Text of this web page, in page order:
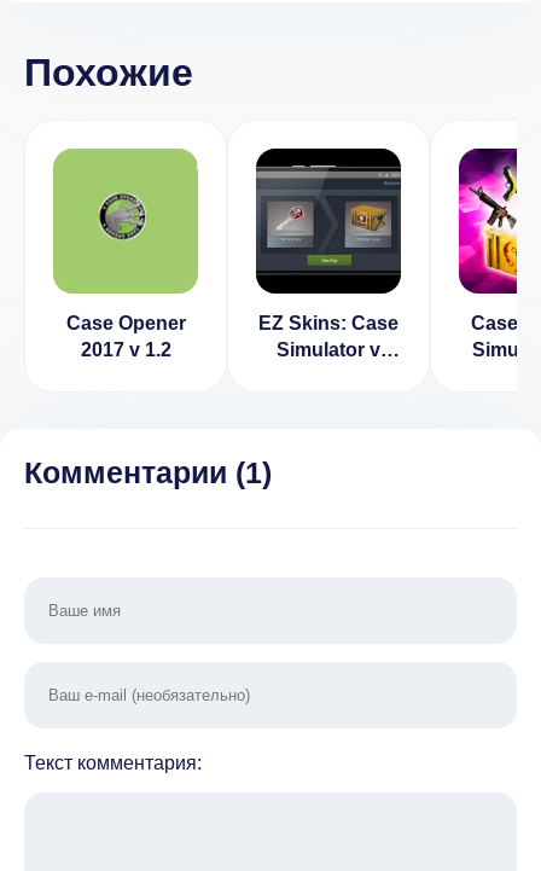
Похожие
Case Opener
2017 v 1.2
EZ Skins: Case
Simulator v
Case
Комментарии (1)
Текст комментария: